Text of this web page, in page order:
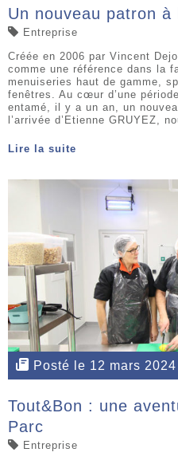
Un nouveau patron
Entreprise
Créée en 2006 par Vincent
comme une référence dans la
menuiseries haut de gamme,
fenêtres. Au cœur d’une
entamé, il y a un an, un
l’arrivée d’Etienne GRUYEZ,
Lire la suite
Posté le 12 mars 2024
Tout&Bon : une
Parc
Entreprise